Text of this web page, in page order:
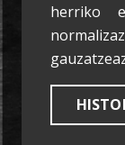
herriko